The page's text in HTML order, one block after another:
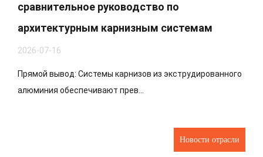
сравнительное руководство по
архитектурным карнизным системам
2026-07-16
Прямой вывод: Системы карнизов из экструдированного
алюминия обеспечивают прев...
Новости отрасли